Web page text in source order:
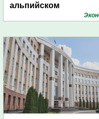
альпийском